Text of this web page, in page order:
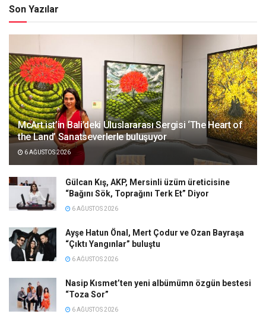
Son Yazılar
McArt.ist’in Bali’deki Uluslararası Sergisi ‘The Heart of
the Land’ Sanatseverlerle buluşuyor
6 AĞUSTOS 2026
Gülcan Kış, AKP, Mersinli üzüm üreticisine
“Bağını Sök, Toprağını Terk Et” Diyor
6 AĞUSTOS 2026
Ayşe Hatun Önal, Mert Çodur ve Ozan Bayraşa
“Çıktı Yangınlar” buluştu
6 AĞUSTOS 2026
Nasip Kısmet’ten yeni albümümn özgün bestesi
“Toza Sor”
6 AĞUSTOS 2026